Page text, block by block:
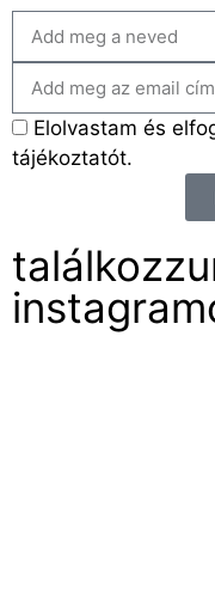
Elolvastam és
tájékoztatót.